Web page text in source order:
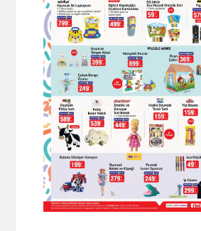
Küçük Ev Aletleri
Meyve & Sebze Mutfak
Oyuncak
Sağlık Süt Ürünleri &
Un & Şeker & Yağ
Yapı & Teknik